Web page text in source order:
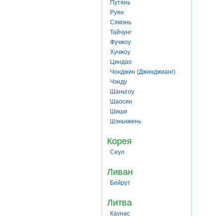
Путянь
Руян
Сямэнь
Тайчунг
Фучжоу
Хучжоу
Циндао
Чонджин (Джинджианг)
Чэнду
Шаньтоу
Шаосин
Шиши
Шэньчжень
Корея
Сеул
Ливан
Бейрут
Литва
Каунас